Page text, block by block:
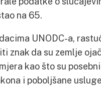
na 65.
UNODC-a,
znak da su zemlje
kao što su
i poboljšane